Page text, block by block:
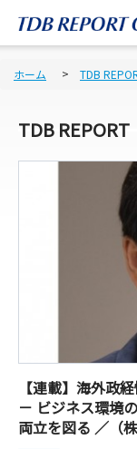
ホーム TDB
TDB REPORT
【連載】海外政
－ ビジネス環境
両立を図る ／（